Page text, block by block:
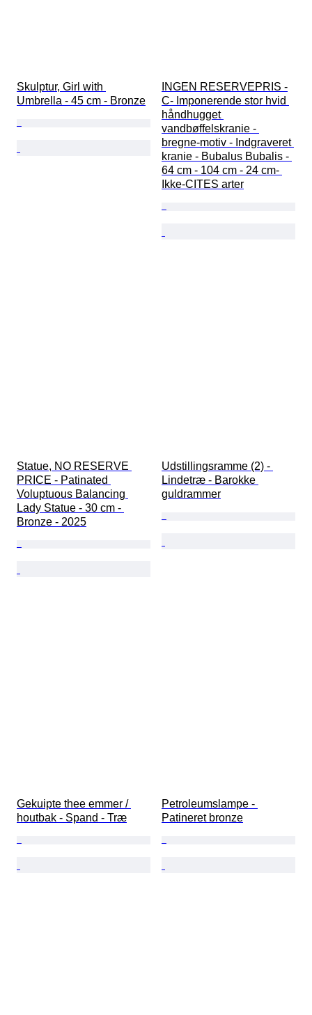
Skulptur, Girl with
Umbrella - 45 cm - Bronze
INGEN RESERVEPRIS -
C- Imponerende stor hvid
håndhugget
vandbøffelskranie -
bregne-motiv - Indgraveret
kranie - Bubalus Bubalis -
64 cm - 104 cm - 24 cm-
Ikke-CITES arter
Statue, NO RESERVE
PRICE - Patinated
Voluptuous Balancing
Lady Statue - 30 cm -
Bronze - 2025
Udstillingsramme (2) -
Lindetræ - Barokke
guldrammer
Gekuipte thee emmer /
houtbak - Spand - Træ
Petroleumslampe -
Patineret bronze